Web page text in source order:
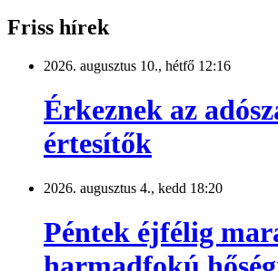
Friss hírek
2026. augusztus 10., hétfő 12:16
Érkeznek az
értesítők
2026. augusztus 4., kedd 18:20
Péntek éjfélig